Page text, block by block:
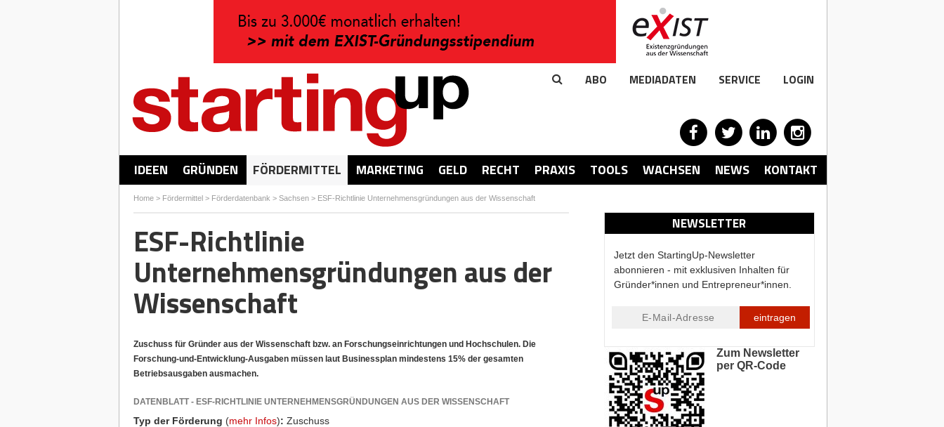
ABO MEDIADATEN SERVICE LOGIN
IDEEN GRÜNDEN FÖRDERMITTEL MARKETING GELD RECHT PRAXIS TOOLS WACHSEN NEWS KONTAKT
Home> Fördermittel> Förderdatenbank > Sachsen> ESF-Richtlinie Unternehmensgründungen aus der Wissenschaft
NEWSLETTER
Jetzt den StartingUp-Newsletter
abonnieren - mit exklusiven Inhalten für
Gründer*innen und Entrepreneur*innen.
eintragen
Zum Newsletter
per QR-Code
ESF-Richtlinie
Unternehmensgründungen aus der
Wissenschaft
Zuschuss für Gründer aus der Wissenschaft bzw. an Forschungseinrichtungen und Hochschulen. Die
Forschung-und-Entwicklung-Ausgaben müssen laut Businessplan mindestens 15% der gesamten
Betriebsausgaben ausmachen.
DATENBLATT - ESF-RICHTLINIE UNTERNEHMENSGRÜNDUNGEN AUS DER WISSENSCHAFT
Typ der Förderung (mehr Infos): Zuschuss